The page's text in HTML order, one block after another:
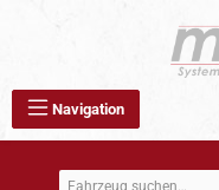
Navigation